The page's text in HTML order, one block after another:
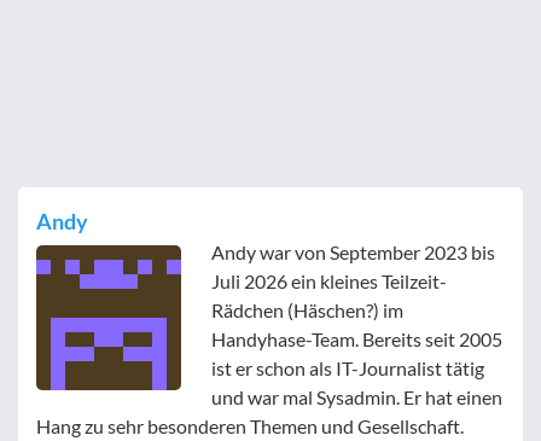
Andy
Andy war von September 2023 bis
Juli 2026 ein kleines Teilzeit-
Rädchen (Häschen?) im
Handyhase-Team. Bereits seit 2005
ist er schon als IT-Journalist tätig
und war mal Sysadmin. Er hat einen
Hang zu sehr besonderen Themen und Gesellschaft.